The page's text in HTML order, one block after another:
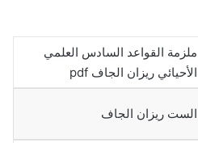
ملزمة القواعد السادس العلمي
الأحيائي ريزان الجاف pdf
الست ريزان الجاف